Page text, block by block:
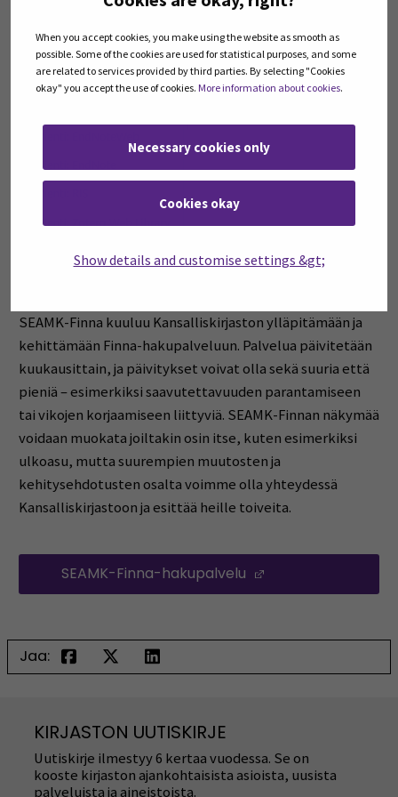
When you accept cookies, you make using the website as smooth as
possible. Some of the cookies are used for statistical purposes, and some
are related to services provided by third parties. By selecting "Cookies
okay" you accept the use of cookies. More information about cookies.
Necessary cookies only
Cookies okay
Show details and customise settings &gt;
SEAMK-Finna kuuluu Kansalliskirjaston ylläpitämään ja
kehittämään Finna-hakupalveluun. Palvelua päivitetään
kuukausittain, ja päivitykset voivat olla sekä suuria että
pieniä – esimerkiksi saavutettavuuden parantamiseen
tai vikojen korjaamiseen liittyviä. SEAMK-Finnan näkymää
voidaan muokata joiltakin osin itse, kuten esimerkiksi
ulkoasu, mutta suurempien muutosten ja
kehitysehdotusten osalta voimme olla yhteydessä
Kansalliskirjastoon ja esittää heille toiveita.
SEAMK-Finna-hakupalvelu
Jaa:
KIRJASTON UUTISKIRJE
Uutiskirje ilmestyy 6 kertaa vuodessa. Se on
kooste kirjaston ajankohtaisista asioista, uusista
palveluista ja aineistoista.